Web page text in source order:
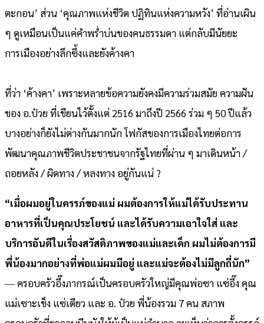
ตะกอน’ ส่วน ‘คุณภาพแห่งชีวิต ปฏิทินแห่งความหวัง’ ที่อ่านเผิน
ๆ ดูเหมือนเป็นแค่คำพร่ำบ่นของคนธรรมดา แต่กลับมีนัยยะ
การเมืองอย่างลึกซึ้งและยังค้างคา
ที่ว่า ‘ค้างคา’ เพราะหลายข้อความยังคงมีความร่วมสมัย ความฝัน
ของ อ.ป๋วย ที่เขียนไว้ตั้งแต่ 2516 มาถึงปี 2566 ร่วม ๆ 50 ปีแล้ว
บางอย่างก็ยังไม่ต่างกันมากนัก โฟกัสของการเมืองไทยต่อการ
พัฒนาคุณภาพชีวิตประชาชนจากรัฐไทยที่ผ่าน ๆ มาเดินหน้า /
ถอยหลัง / ผิดทาง / หลงทาง อยู่กันแน่ ?
“เมื่อผมอยู่ในครรภ์ของแม่ ผมต้องการให้แม่ได้รับประทาน
อาหารที่เป็นคุณประโยชน์ และได้รับความเอาใจใส่ และ
บริการอันดีในเรื่องสวัสดิภาพของแม่และเด็ก ผมไม่ต้องการมี
พี่น้องมากอย่างที่พ่อแม่ผมมีอยู่ และแม่จะต้องไม่มีลูกถี่นัก”
― ครอบครัวอึ๊งภากรณ์เป็นครอบครัวใหญ่มีคุณพ่อซา แซ่อึ๊ง คุณ
แม่เซาะเช็ง แซ่เตียว และ อ. ป๋วย พี่น้องรวม 7 คน สภาพ